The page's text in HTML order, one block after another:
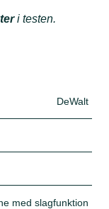
i testen.
DeWalt
med slagfunktion